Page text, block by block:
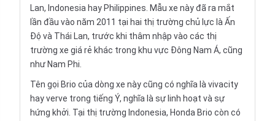
Lan, Indonesia hay Philippines. Mẫu xe này đã ra mắt
lần đầu vào năm 2011 tại hai thị trường chủ lực là Ấn
Độ và Thái Lan, trước khi thâm nhập vào các thị
trường xe giá rẻ khác trong khu vực Đông Nam Á, cũng
như Nam Phi.
Tên gọi Brio của dòng xe này cũng có nghĩa là vivacity
hay verve trong tiếng Ý, nghĩa là sự linh hoạt và sự
hứng khởi. Tại thị trường Indonesia, Honda Brio còn có